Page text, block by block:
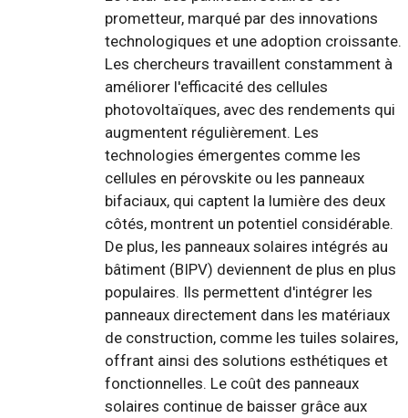
prometteur, marqué par des innovations
technologiques et une adoption croissante.
Les chercheurs travaillent constamment à
améliorer l'efficacité des cellules
photovoltaïques, avec des rendements qui
augmentent régulièrement. Les
technologies émergentes comme les
cellules en pérovskite ou les panneaux
bifaciaux, qui captent la lumière des deux
côtés, montrent un potentiel considérable.
De plus, les panneaux solaires intégrés au
bâtiment (BIPV) deviennent de plus en plus
populaires. Ils permettent d'intégrer les
panneaux directement dans les matériaux
de construction, comme les tuiles solaires,
offrant ainsi des solutions esthétiques et
fonctionnelles. Le coût des panneaux
solaires continue de baisser grâce aux